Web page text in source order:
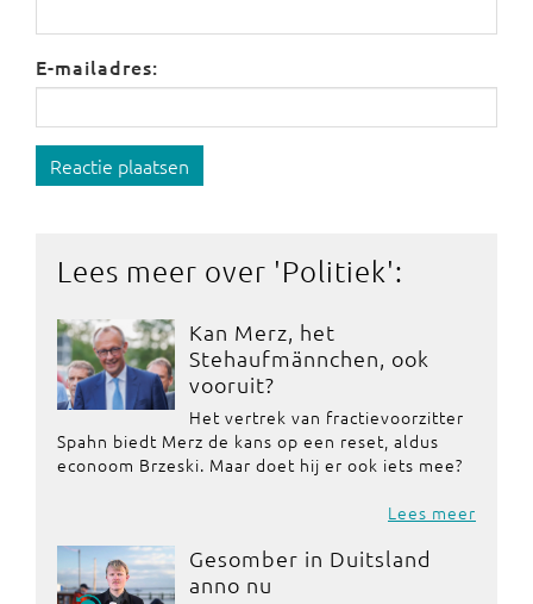
E-mailadres:
Reactie plaatsen
Lees meer over 'Politiek':
Kan Merz, het
Stehaufmännchen, ook
vooruit?
Het vertrek van fractievoorzitter
Spahn biedt Merz de kans op een reset, aldus
econoom Brzeski. Maar doet hij er ook iets mee?
Lees meer
Gesomber in Duitsland
anno nu